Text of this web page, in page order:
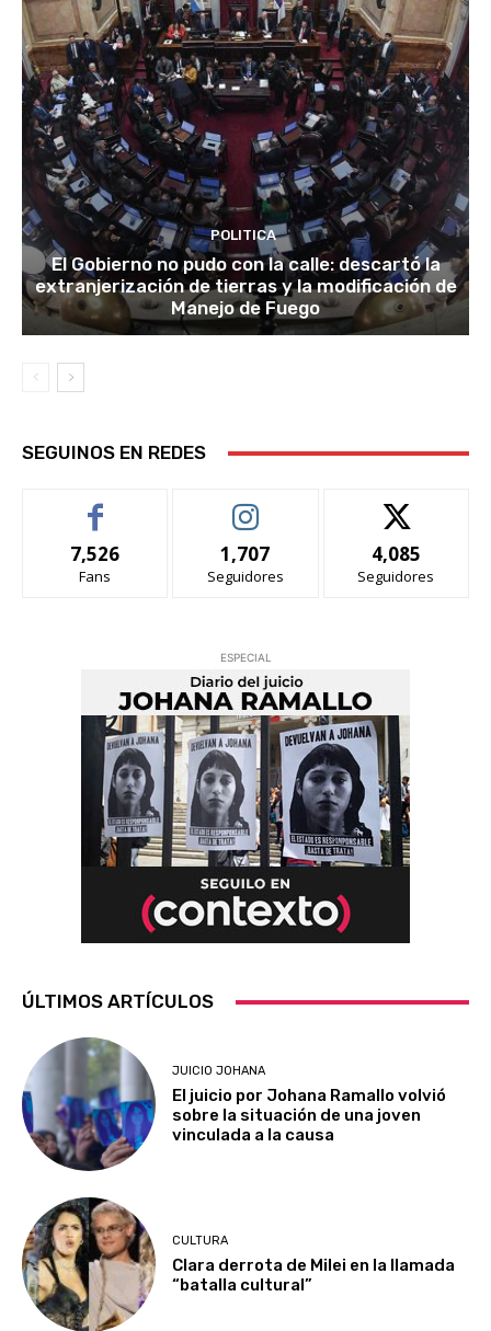
POLITICA
El Gobierno no pudo con la calle: descartó la
extranjerización de tierras y la modificación de
Manejo de Fuego
SEGUINOS EN REDES
7,526
Fans
1,707
Seguidores
4,085
Seguidores
ESPECIAL
ÚLTIMOS ARTÍCULOS
JUICIO JOHANA
El juicio por Johana Ramallo volvió
sobre la situación de una joven
vinculada a la causa
CULTURA
Clara derrota de Milei en la llamada
“batalla cultural”